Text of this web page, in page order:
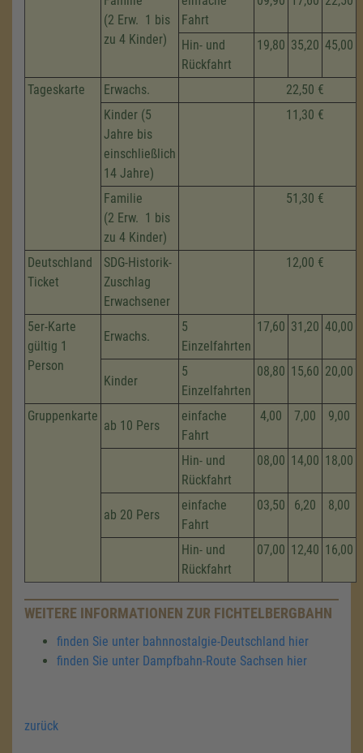
(2 Erw. 1 bis
zu 4 Kinder)
Fahrt
Hin- und
Rückfahrt
19,80 35,20 45,00
Tageskarte Erwachs.
22,50 €
Kinder (5
Jahre bis
einschließlich
14 Jahre)
11,30 €
Familie
(2 Erw. 1 bis
zu 4 Kinder)
51,30 €
Deutschland
Ticket
SDG-Historik-
Zuschlag
Erwachsener
12,00 €
5er-Karte
gültig 1
Person
Erwachs.
5
Einzelfahrten
17,60 31,20 40,00
Kinder
5
Einzelfahrten
08,80 15,60 20,00
Gruppenkarte
ab 10 Pers
einfache
Fahrt
4,00 7,00 9,00
Hin- und
Rückfahrt
08,00 14,00 18,00
ab 20 Pers
einfache
Fahrt
03,50 6,20 8,00
Hin- und
Rückfahrt
07,00 12,40 16,00
WEITERE INFORMATIONEN ZUR FICHTELBERGBAHN
finden Sie unter bahnnostalgie-Deutschland hier
finden Sie unter Dampfbahn-Route Sachsen hier
zurück